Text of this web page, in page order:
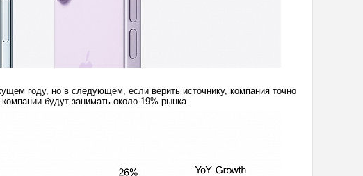
году, но в следующем, если верить источнику, компания точно
будут занимать около 19% рынка.